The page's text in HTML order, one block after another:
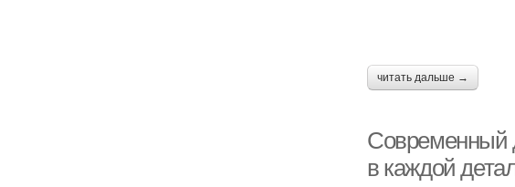
читать дальше →
Современный
в каждой